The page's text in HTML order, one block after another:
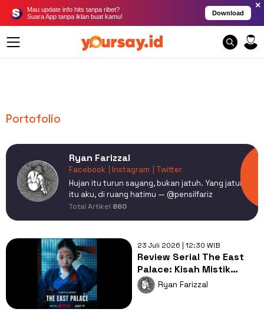
Mau update info hits tanpa ribet?
Suara App tanpa iklan buat kamu!
Download
×
Portofolio
Ryan Farizzal
Facebook | Instagram
| Twitter
Hujan itu turun sayang, bukan jatuh. Yang jatuh
itu aku, di ruang hatimu — @pensilfariz
Total Artikel 860
23 Juli 2026 | 12:30 WIB
Review Serial The East
Palace: Kisah Mistik
Berdarah dari Kerajaan
Joseon
Ryan Farizzal